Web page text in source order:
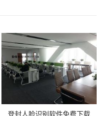
登封人脸识别软件免费下载